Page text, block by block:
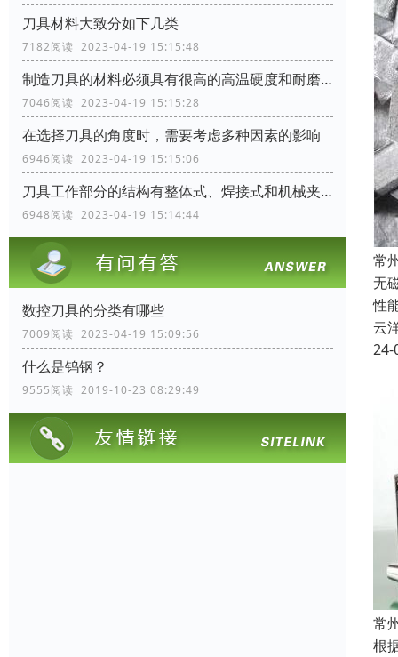
刀具材料大致分如下几类
7182阅读 2023-04-19 15:15:48
制造刀具的材料必须具有很高的高温硬度和耐磨性
7046阅读 2023-04-19 15:15:28
在选择刀具的角度时，需要考虑多种因素的影响
6946阅读 2023-04-19 15:15:06
刀具工作部分的结构有整体式、焊接式和机械夹固式三种
6948阅读 2023-04-19 15:14:44
数控刀具的分类有哪些
7009阅读 2023-04-19 15:09:56
什么是钨钢？
9555阅读 2019-10-23 08:29:49
常
无
性
云
24-
常
根